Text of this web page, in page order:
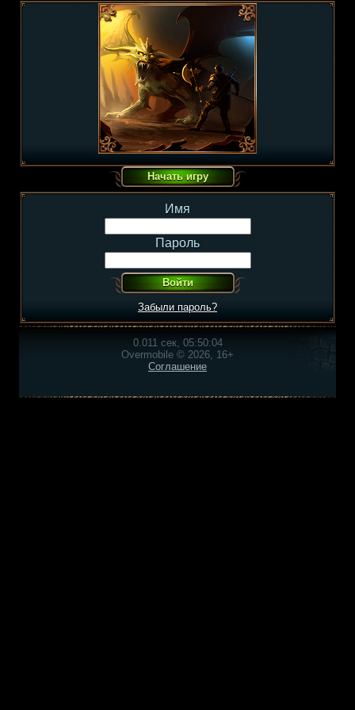
Имя
Пароль
Забыли пароль?
0.011 сек, 05:50:04
Overmobile © 2026, 16+
Соглашение